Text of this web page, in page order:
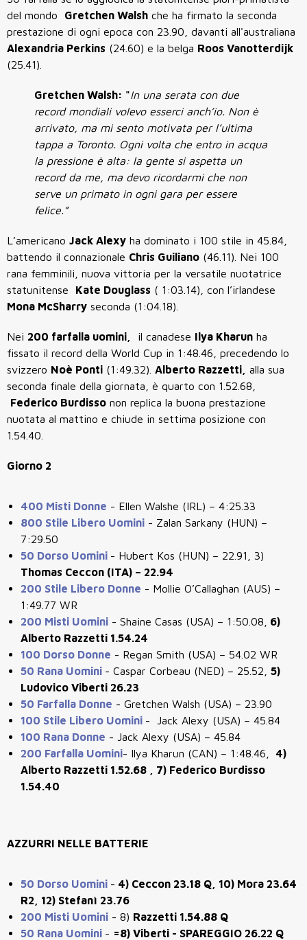
del mondo Gretchen Walsh che ha firmato la seconda
prestazione di ogni epoca con 23.90, davanti all'australiana
Alexandria Perkins (24.60) e la belga Roos Vanotterdijk
(25.41).
Gretchen Walsh: "In una serata con due
record mondiali volevo esserci anch’io. Non è
arrivato, ma mi sento motivata per l’ultima
tappa a Toronto. Ogni volta che entro in acqua
la pressione è alta: la gente si aspetta un
record da me, ma devo ricordarmi che non
serve un primato in ogni gara per essere
felice.”
L’americano Jack Alexy ha dominato i 100 stile in 45.84,
battendo il connazionale Chris Guiliano (46.11). Nei 100
rana femminili, nuova vittoria per la versatile nuotatrice
statunitense Kate Douglass ( 1:03.14), con l’irlandese
Mona McSharry seconda (1:04.18).
Nei 200 farfalla uomini, il canadese Ilya Kharun ha
fissato il record della World Cup in 1:48.46, precedendo lo
svizzero Noè Ponti (1:49.32). Alberto Razzetti,
alla sua
seconda finale della giornata, è quarto con 1.52.68,
Federico Burdisso non replica la buona prestazione
nuotata al mattino e chiude in settima posizione con
1.54.40.
Giorno 2
400 Misti Donne - Ellen Walshe (IRL) – 4:25.33
800 Stile Libero Uomini - Zalan Sarkany (HUN) –
7:29.50
50 Dorso Uomini - Hubert Kos (HUN) – 22.91, 3)
Thomas Ceccon (ITA) – 22.94
200 Stile Libero Donne - Mollie O’Callaghan (AUS) –
1:49.77 WR
200 Misti Uomini - Shaine Casas (USA) – 1:50.08,
6)
Alberto Razzetti 1.54.24
100 Dorso Donne - Regan Smith (USA) – 54.02 WR
50 Rana Uomini - Caspar Corbeau (NED) – 25.52, 5)
Ludovico Viberti 26.23
50 Farfalla Donne - Gretchen Walsh (USA) – 23.90
100 Stile Libero Uomini - Jack Alexy (USA) – 45.84
100 Rana Donne - Jack Alexy (USA) – 45.84
200 Farfalla Uomini- Ilya Kharun (CAN) – 1:48.46, 4)
Alberto Razzetti 1.52.68 , 7) Federico Burdisso
1.54.40
AZZURRI NELLE BATTERIE
50 Dorso Uomini - 4) Ceccon 23.18 Q, 10) Mora 23.64
R2, 12) Stefanì 23.76
200 Misti Uomini - 8) Razzetti 1.54.88 Q
50 Rana Uomini - =8) Viberti - SPAREGGIO 26.22 Q